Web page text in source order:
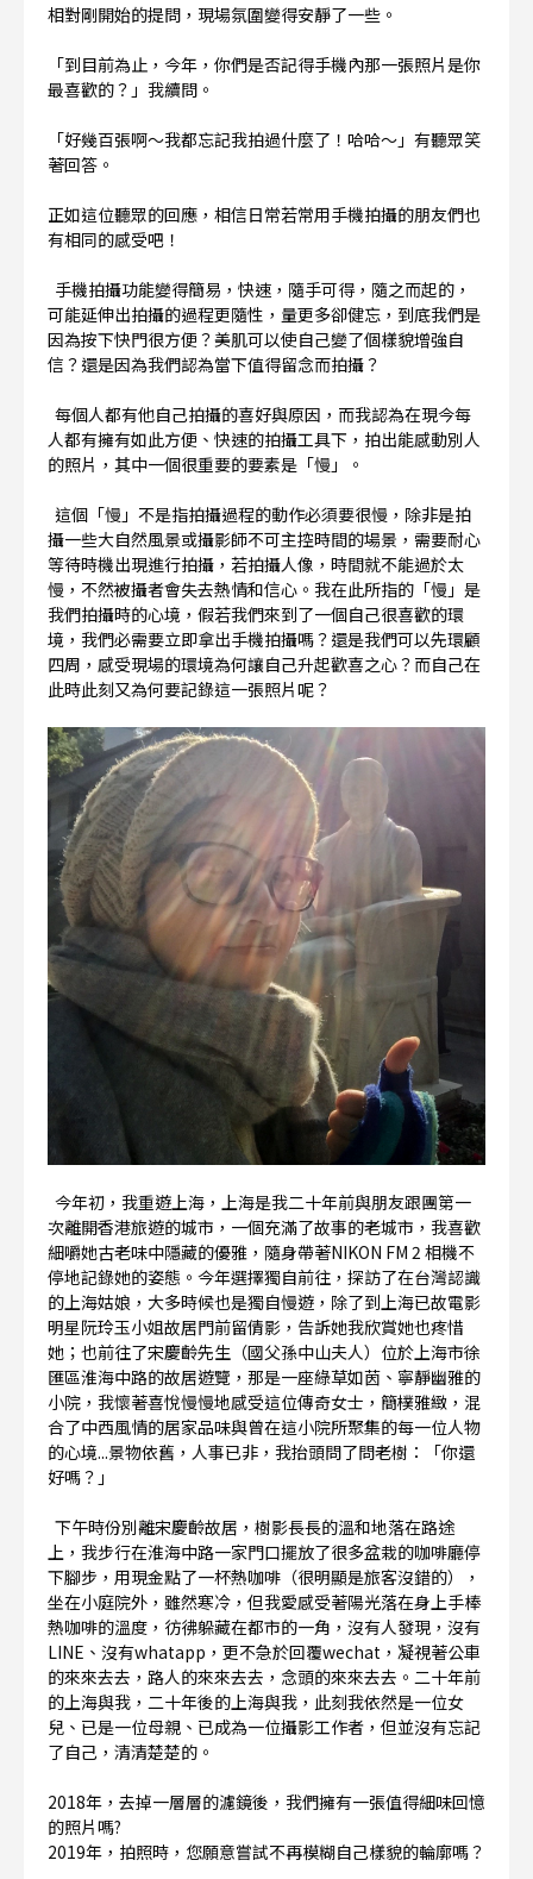
相對剛開始的提問，現場氛圍變得安靜了一些。
「到目前為止，今年，你們是否記得手機內那一張照片是你
最喜歡的？」我續問。
「好幾百張啊～我都忘記我拍過什麼了！哈哈～」有聽眾笑
著回答。
正如這位聽眾的回應，相信日常若常用手機拍攝的朋友們也
有相同的感受吧！
手機拍攝功能變得簡易，快速，隨手可得，隨之而起的，
可能延伸出拍攝的過程更隨性，量更多卻健忘，到底我們是
因為按下快門很方便？美肌可以使自己變了個樣貌增強自
信？還是因為我們認為當下值得留念而拍攝？
每個人都有他自己拍攝的喜好與原因，而我認為在現今每
人都有擁有如此方便、快速的拍攝工具下，拍出能感動別人
的照片，其中一個很重要的要素是「慢」。
這個「慢」不是指拍攝過程的動作必須要很慢，除非是拍
攝一些大自然風景或攝影師不可主控時間的場景，需要耐心
等待時機出現進行拍攝，若拍攝人像，時間就不能過於太
慢，不然被攝者會失去熱情和信心。我在此所指的「慢」是
我們拍攝時的心境，假若我們來到了一個自己很喜歡的環
境，我們必需要立即拿出手機拍攝嗎？還是我們可以先環顧
四周，感受現場的環境為何讓自己升起歡喜之心？而自己在
此時此刻又為何要記錄這一張照片呢？
今年初，我重遊上海，上海是我二十年前與朋友跟團第一
次離開香港旅遊的城市，一個充滿了故事的老城市，我喜歡
細嚼她古老味中隱藏的優雅，隨身帶著NIKON FM 2 相機不
停地記錄她的姿態。今年選擇獨自前往，探訪了在台灣認識
的上海姑娘，大多時候也是獨自慢遊，除了到上海已故電影
明星阮玲玉小姐故居門前留倩影，告訴她我欣賞她也疼惜
她；也前往了宋慶齡先生（國父孫中山夫人）位於上海市徐
匯區淮海中路的故居遊覽，那是一座綠草如茵、寧靜幽雅的
小院，我懷著喜悅慢慢地感受這位傳奇女士，簡樸雅緻，混
合了中西風情的居家品味與曾在這小院所聚集的每一位人物
的心境...景物依舊，人事已非，我抬頭問了問老樹：「你還
好嗎？」
下午時份別離宋慶齡故居，樹影長長的溫和地落在路途
上，我步行在淮海中路一家門口擺放了很多盆栽的咖啡廳停
下腳步，用現金點了一杯熱咖啡（很明顯是旅客沒錯的），
坐在小庭院外，雖然寒冷，但我愛感受著陽光落在身上手棒
熱咖啡的溫度，彷彿躲藏在都市的一角，沒有人發現，沒有
LINE、沒有whatapp，更不急於回覆wechat，凝視著公車
的來來去去，路人的來來去去，念頭的來來去去。二十年前
的上海與我，二十年後的上海與我，此刻我依然是一位女
兒、已是一位母親、已成為一位攝影工作者，但並沒有忘記
了自己，清清楚楚的。
2018年，去掉一層層的濾鏡後，我們擁有一張值得細味回憶
的照片嗎?
2019年，拍照時，您願意嘗試不再模糊自己樣貌的輪廓嗎？